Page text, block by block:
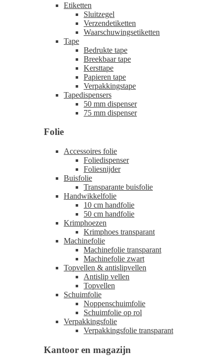
Etiketten
Sluitzegel
Verzendetiketten
Waarschuwingsetiketten
Tape
Bedrukte tape
Breekbaar tape
Kersttape
Papieren tape
Verpakkingstape
Tapedispensers
50 mm dispenser
75 mm dispenser
Folie
Accessoires folie
Foliedispenser
Foliesnijder
Buisfolie
Transparante buisfolie
Handwikkelfolie
10 cm handfolie
50 cm handfolie
Krimphoezen
Krimphoes transparant
Machinefolie
Machinefolie transparant
Machinefolie zwart
Topvellen & antislipvellen
Antislip vellen
Topvellen
Schuimfolie
Noppenschuimfolie
Schuimfolie op rol
Verpakkingsfolie
Verpakkingsfolie transparant
Kantoor en magazijn